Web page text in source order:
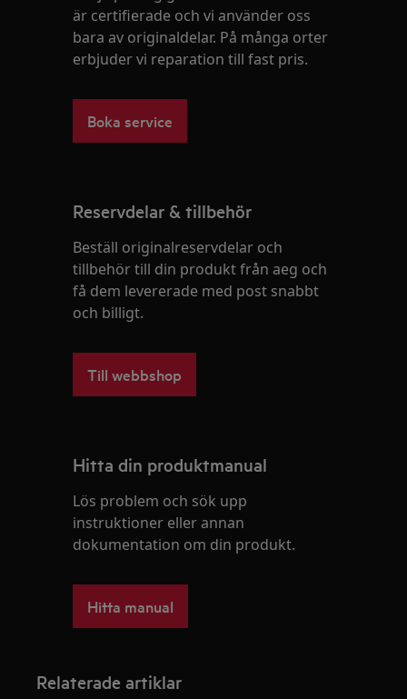
är certifierade och vi använder oss
bara av originaldelar. På många orter
erbjuder vi reparation till fast pris.
Boka service
Reservdelar & tillbehör
Beställ originalreservdelar och
tillbehör till din produkt från aeg och
få dem levererade med post snabbt
och billigt.
Till webbshop
Hitta din produktmanual
Lös problem och sök upp
instruktioner eller annan
dokumentation om din produkt.
Hitta manual
Relaterade artiklar